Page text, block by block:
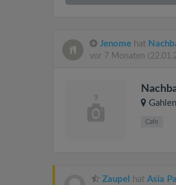
Jenome hat
vor 7 Monaten
Cafe
Zaupel hat Asia